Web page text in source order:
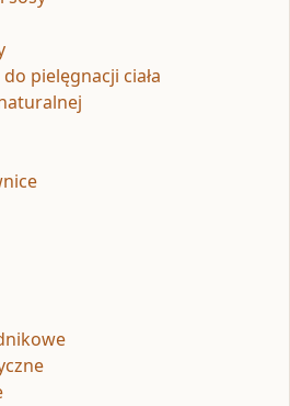
pielęgnacji ciała